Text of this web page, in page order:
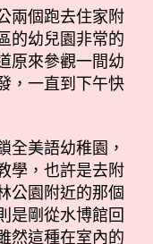
園〉
中
兩個跑去住家附
的幼兒園非常的
原來參觀一間幼
，一直到下午快
全美語幼稚園，
學，也許是去附
公園附近的那個
是剛從水博館回
然這種在室內的